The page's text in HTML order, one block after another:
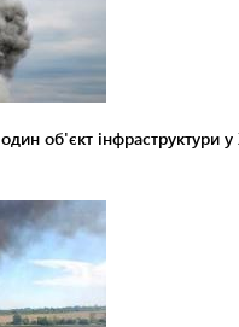
об'єкт інфраструктури у